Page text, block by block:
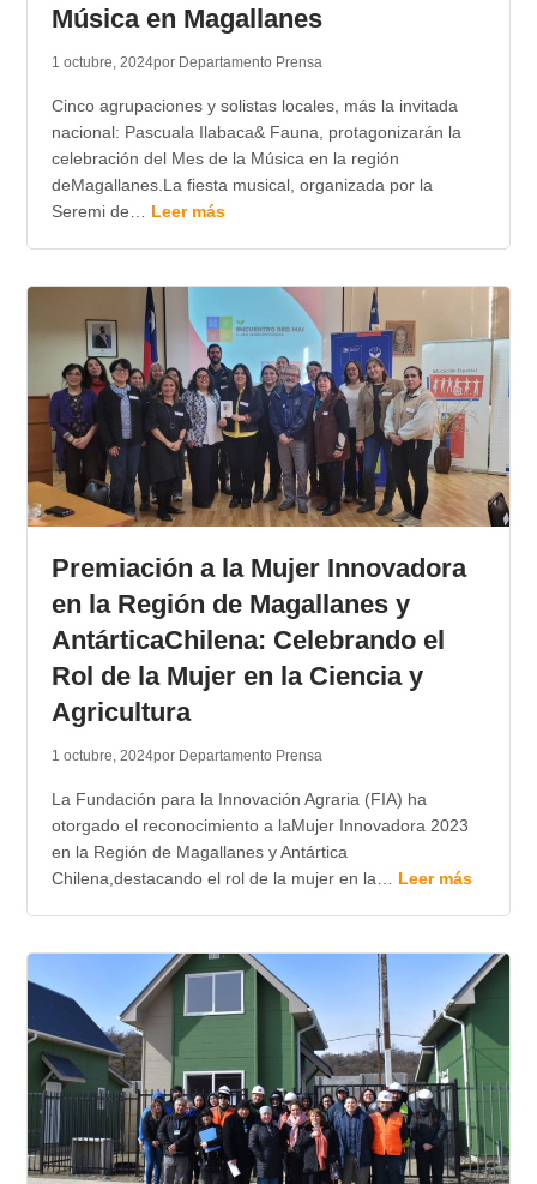
Música en Magallanes
1 octubre, 2024por Departamento Prensa
Cinco agrupaciones y solistas locales, más la invitada
nacional: Pascuala Ilabaca& Fauna, protagonizarán la
celebración del Mes de la Música en la región
deMagallanes.La fiesta musical, organizada por la
Seremi de… Leer más
Premiación a la Mujer Innovadora
en la Región de Magallanes y
AntárticaChilena: Celebrando el
Rol de la Mujer en la Ciencia y
Agricultura
1 octubre, 2024por Departamento Prensa
La Fundación para la Innovación Agraria (FIA) ha
otorgado el reconocimiento a laMujer Innovadora 2023
en la Región de Magallanes y Antártica
Chilena,destacando el rol de la mujer en la… Leer más